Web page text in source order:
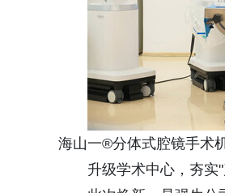
海山一®分体式腔镜手术
升级学术中心，夯实